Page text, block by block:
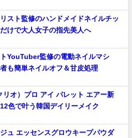
スト監修のハンドメイドネイルチッ
けで大人女子の指先美人へ
YouTuber監修の電動ネイルマシ
も簡単ネイルオフ＆甘皮処理
リオ）プロ アイ パレット エアー新
色で叶う韓国デイリーメイク
ュ エッセンスグロウキープパウダ